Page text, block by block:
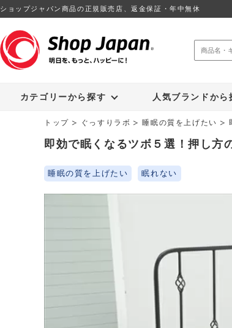
ショップジャパン商品の正規販売店、返金保証・年中無休
カテゴリーから探す 人気ブランドから
トップ ぐっすりラボ 睡眠の質を上げたい
即効で眠くなるツボ５選！押し方
睡眠の質を上げたい 眠れない